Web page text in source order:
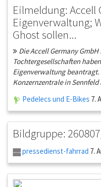
Eilmeldung: Accell
Eigenverwaltung;
Ghost sollen...
Die Accell Germany
Tochtergesellschaften
Eigenverwaltung
Konzernzentrale in
Pedelecs und E-Bikes 7.
Bildgruppe:
pressedienst-fahrrad 7.